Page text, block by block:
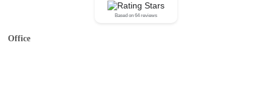
Based on 64 reviews
Office